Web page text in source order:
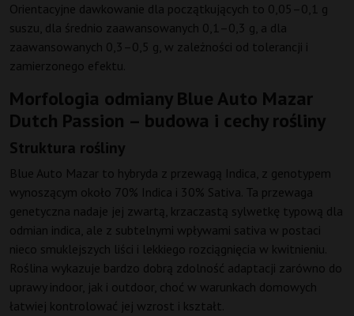
Orientacyjne dawkowanie dla początkujących to 0,05–0,1 g
suszu, dla średnio zaawansowanych 0,1–0,3 g, a dla
zaawansowanych 0,3–0,5 g, w zależności od tolerancji i
zamierzonego efektu.
Morfologia odmiany Blue Auto Mazar
Dutch Passion – budowa i cechy rośliny
Struktura rośliny
Blue Auto Mazar to hybryda z przewagą Indica, z genotypem
wynoszącym około 70% Indica i 30% Sativa. Ta przewaga
genetyczna nadaje jej zwartą, krzaczastą sylwetkę typową dla
odmian indica, ale z subtelnymi wpływami sativa w postaci
nieco smuklejszych liści i lekkiego rozciągnięcia w kwitnieniu.
Roślina wykazuje bardzo dobrą zdolność adaptacji zarówno do
uprawy indoor, jak i outdoor, choć w warunkach domowych
łatwiej kontrolować jej wzrost i kształt.